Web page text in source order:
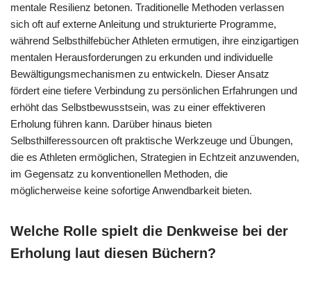
mentale Resilienz betonen. Traditionelle Methoden verlassen
sich oft auf externe Anleitung und strukturierte Programme,
während Selbsthilfebücher Athleten ermutigen, ihre einzigartigen
mentalen Herausforderungen zu erkunden und individuelle
Bewältigungsmechanismen zu entwickeln. Dieser Ansatz
fördert eine tiefere Verbindung zu persönlichen Erfahrungen und
erhöht das Selbstbewusstsein, was zu einer effektiveren
Erholung führen kann. Darüber hinaus bieten
Selbsthilferessourcen oft praktische Werkzeuge und Übungen,
die es Athleten ermöglichen, Strategien in Echtzeit anzuwenden,
im Gegensatz zu konventionellen Methoden, die
möglicherweise keine sofortige Anwendbarkeit bieten.
Welche Rolle spielt die Denkweise bei der
Erholung laut diesen Büchern?